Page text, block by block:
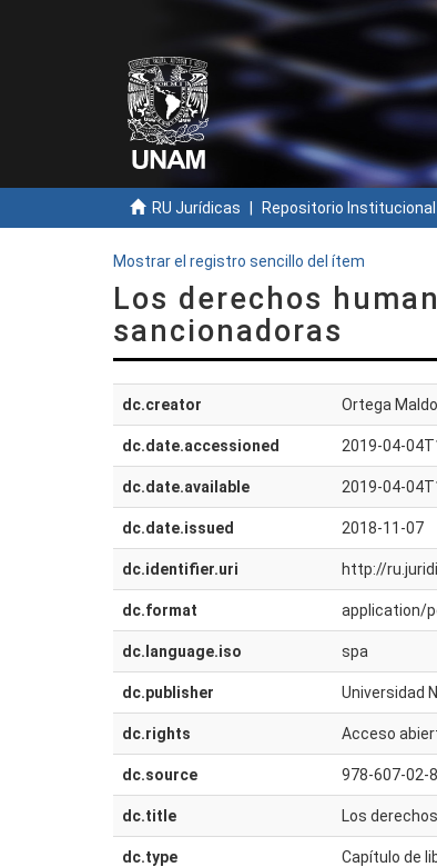
RU Jurídicas Repositorio Institucional
Mostrar el registro sencillo del ítem
Los derechos
sancionadoras
dc.creator Ortega
dc.date.accessioned 2019-04-
dc.date.available 2019-04-
dc.date.issued 2018-11-07
dc.identifier.uri http://
dc.format application/
dc.language.iso spa
dc.publisher Universidad
dc.rights Acceso
dc.source 978-607-02-
dc.title Los
dc.type Capítulo de